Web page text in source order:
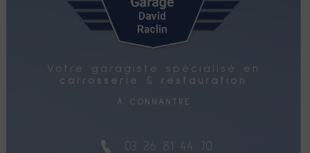
Votre garagiste spécialisé en
carrosserie
& restauration
À CONNANTRE
03 26 81 44 70